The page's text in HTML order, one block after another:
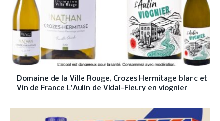
Domaine de la Ville Rouge, Crozes Hermitage blanc et
Vin de France L’Aulin de Vidal-Fleury en viognier